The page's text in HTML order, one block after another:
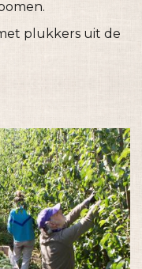
plukkers uit de